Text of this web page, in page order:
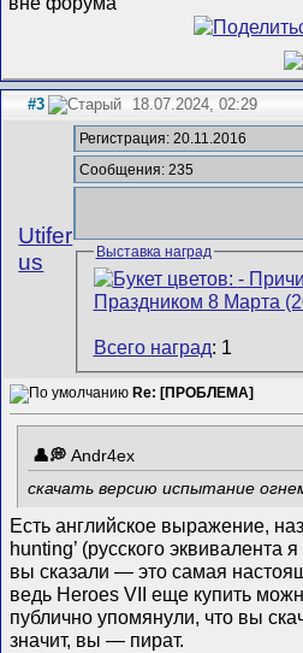
#3 18.07.2024, 02:29
Utifer
us
Регистрация: 20.11.2016
Сообщения: 235
Выставка наград
Всего наград: 1
Re: [ПРОБЛЕМА]
Andr4ex
скачать версию испытание
Есть английское выражение,
hunting’ (русского эквивалента
вы сказали — это самая
ведь Heroes VII еще купить
публично упомянули, что вы
значит, вы — пират.